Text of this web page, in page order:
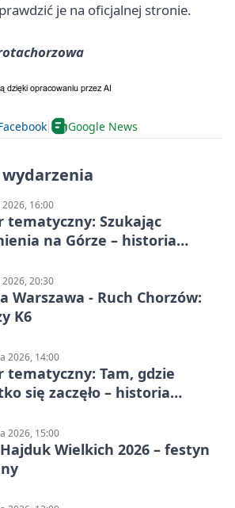
je na oficjalnej stronie.
Google News
16:00
tematyczny: Szukając
na Górze – historia
20:30
Warszawa - Ruch Chorzów:
K6
2026, 14:00
tematyczny: Tam, gdzie
się zaczęło – historia
2026, 15:00
Wielkich 2026 – festyn